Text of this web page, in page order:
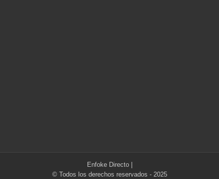
Enfoke Directo|
© Todos los derechos reservados - 2025